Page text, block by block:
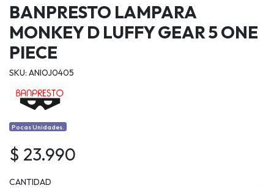
BANPRESTO LAMPARA
MONKEY D LUFFY GEAR 5 ONE
PIECE
SKU: ANIOJ0405
Pocas Unidades.
$ 23.990
CANTIDAD